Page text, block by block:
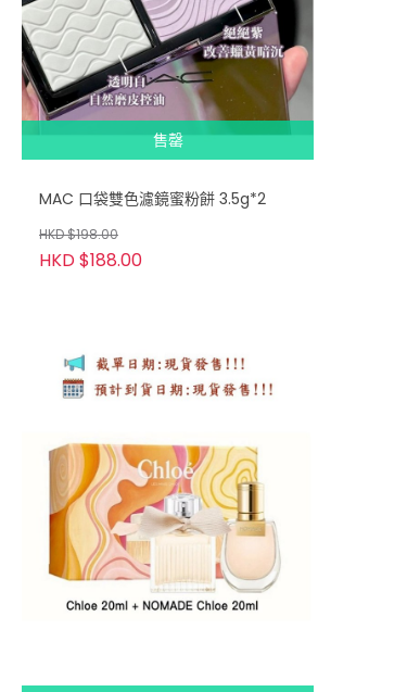
售罄
MAC 口袋雙色濾鏡蜜粉餅 3.5g*2
HKD $198.00
HKD $188.00